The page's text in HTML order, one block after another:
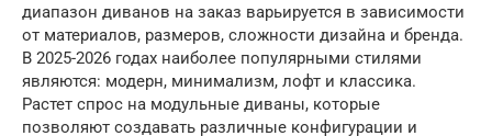
диапазон диванов на заказ варьируется в зависимости
от материалов, размеров, сложности дизайна и бренда.
В 2025-2026 годах наиболее популярными стилями
являются: модерн, минимализм, лофт и классика.
Растет спрос на модульные диваны, которые
позволяют создавать различные конфигурации и